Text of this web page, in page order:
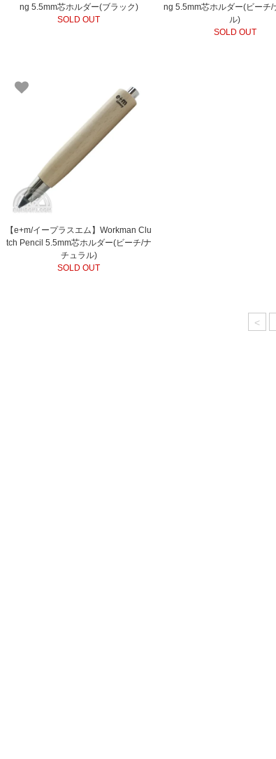
ng 5.5mm芯ホルダー(ブラック)
SOLD OUT
ng 5.5mm芯ホルダー(ビーチ/
ル)
SOLD OUT
【e+m/イープラスエム】Workman Clu
tch Pencil 5.5mm芯ホルダー(ビーチ/ナ
チュラル)
SOLD OUT
<